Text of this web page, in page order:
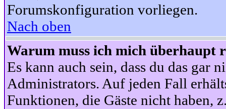
Forumskonfiguration vorliegen.
Nach oben
Warum muss ich mich überhaupt
Es kann auch sein, dass du das gar
Administrators. Auf jeden Fall
Funktionen, die Gäste nicht haben,